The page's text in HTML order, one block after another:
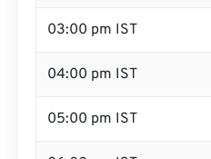
03:00 pm IST
04:00 pm IST
05:00 pm IST